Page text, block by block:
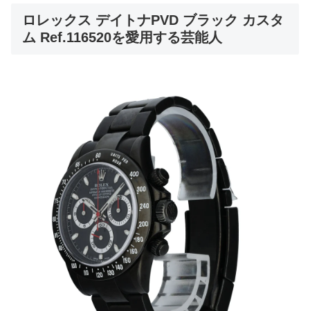
ロレックス デイトナPVD ブラック カスタ
ム Ref.116520を愛用する芸能人